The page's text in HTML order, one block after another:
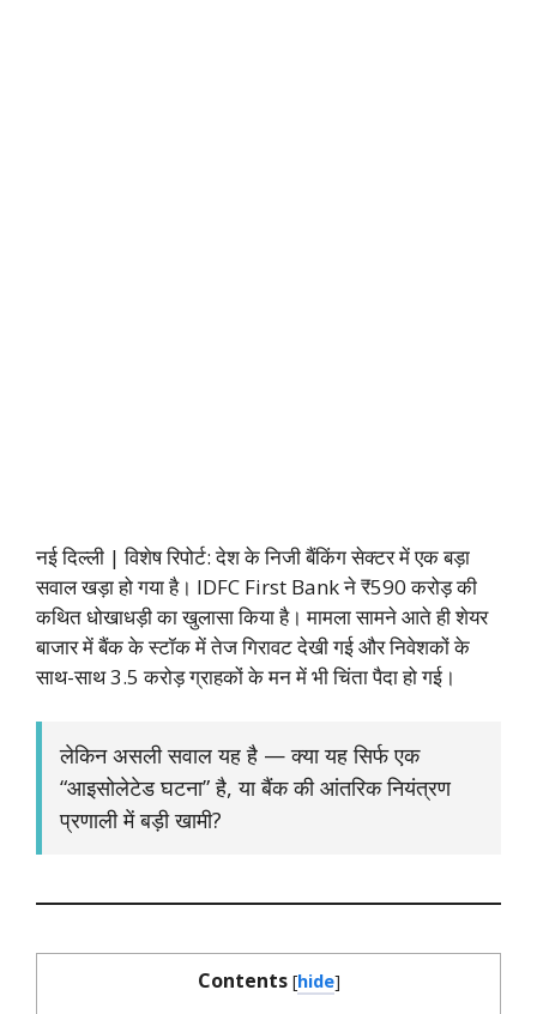
नई दिल्ली | विशेष रिपोर्ट: देश के निजी बैंकिंग सेक्टर में एक बड़ा
सवाल खड़ा हो गया है। IDFC First Bank ने ₹590 करोड़ की
कथित धोखाधड़ी का खुलासा किया है। मामला सामने आते ही शेयर
बाजार में बैंक के स्टॉक में तेज गिरावट देखी गई और निवेशकों के
साथ-साथ 3.5 करोड़ ग्राहकों के मन में भी चिंता पैदा हो गई।
लेकिन असली सवाल यह है — क्या यह सिर्फ एक
“आइसोलेटेड घटना” है, या बैंक की आंतरिक नियंत्रण
प्रणाली में बड़ी खामी?
Contents [hide]